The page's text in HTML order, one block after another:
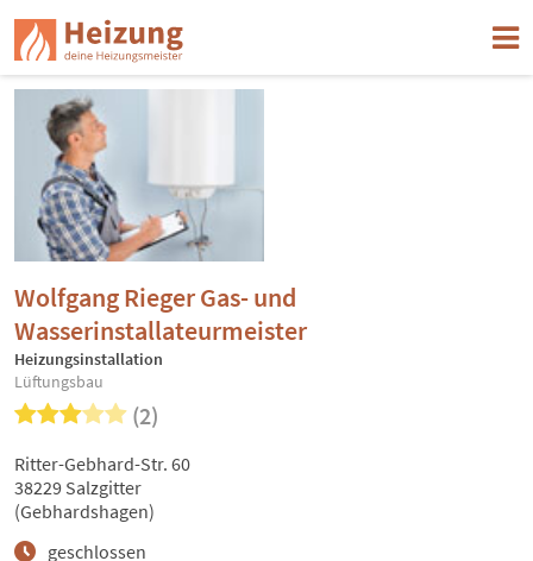
Wolfgang Rieger Gas- und
Wasserinstallateurmeister
Heizungsinstallation
Lüftungsbau
(2)
geschlossen
Ritter-Gebhard-Str. 60
38229 Salzgitter
(Gebhardshagen)